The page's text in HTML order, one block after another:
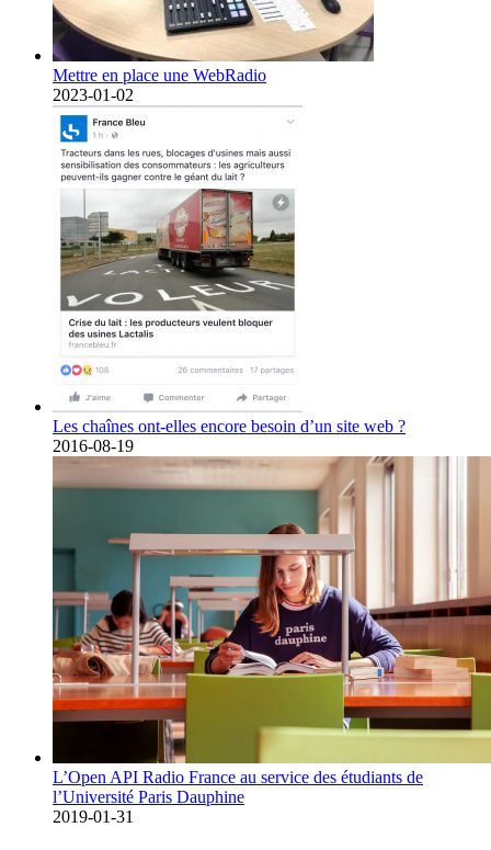
Mettre en place une WebRadio
2023-01-02
Les chaînes ont-elles encore besoin d’un site web ?
2016-08-19
L’Open API Radio France au service des étudiants de
l’Université Paris Dauphine
2019-01-31